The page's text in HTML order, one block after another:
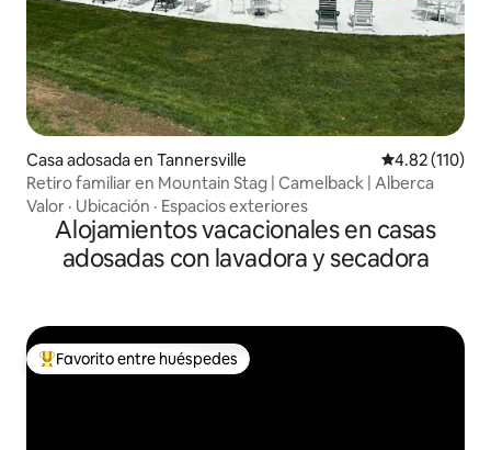
Casa adosada en Tannersville Calificación
4.82 (110)
Retiro familiar en Mountain Stag | Camelback | Alberca
Valor · Ubicación · Espacios exteriores
Alojamientos vacacionales en casas
adosadas con lavadora y secadora
De los mejores en Favorito entre huéspedes
Favorito entre huéspedes